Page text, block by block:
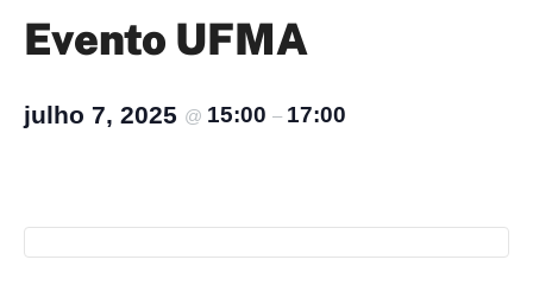
Evento UFMA
julho 7, 2025 @ 15:00 – 17:00